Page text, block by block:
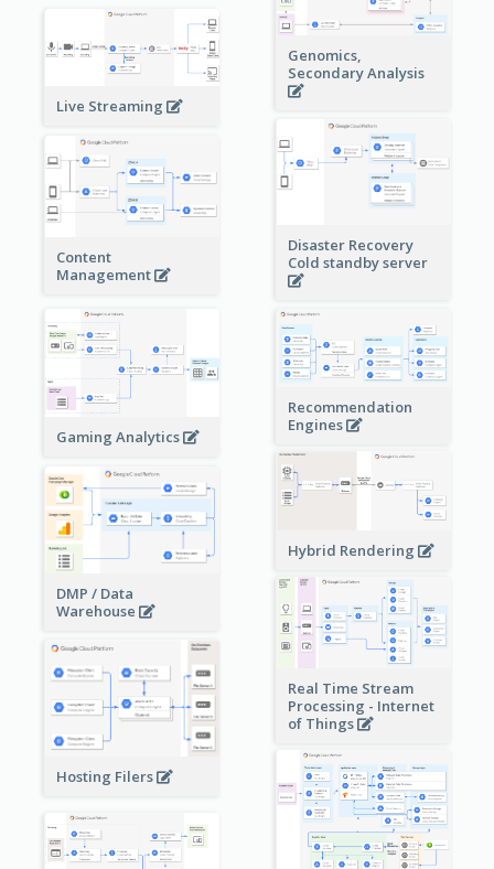
Genomics,
Secondary Analysis
Live Streaming
Disaster Recovery
Cold standby server
Content
Management
Gaming Analytics
Recommendation
Engines
Hybrid Rendering
DMP / Data
Warehouse
Real Time Stream
Processing - Internet
of Things
Hosting Filers